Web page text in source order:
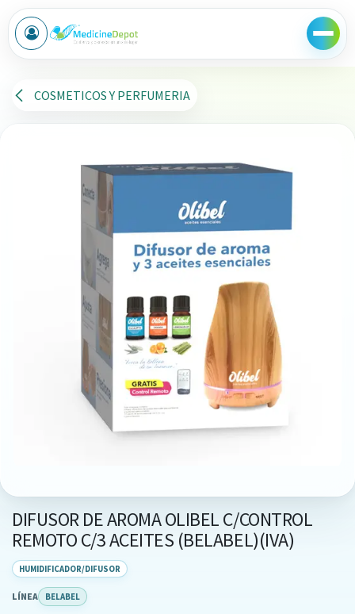
Ir al contenido
COSMETICOS Y PERFUMERIA
DIFUSOR DE AROMA OLIBEL C/CONTROL
REMOTO C/3 ACEITES (BELABEL)(IVA)
HUMIDIFICADOR/DIFUSOR
LÍNEA BELABEL